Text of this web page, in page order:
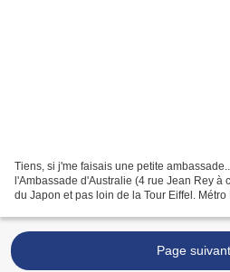
Tiens, si j'me faisais une petite
l'Ambassade d'Australie (4 rue Jean Rey à
du Japon et pas loin de la Tour Eiffel.
Page